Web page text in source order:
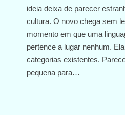
ideia deixa de parecer
cultura. O novo chega sem
momento em que uma
pertence a lugar nenhum.
categorias existentes.
pequena para…